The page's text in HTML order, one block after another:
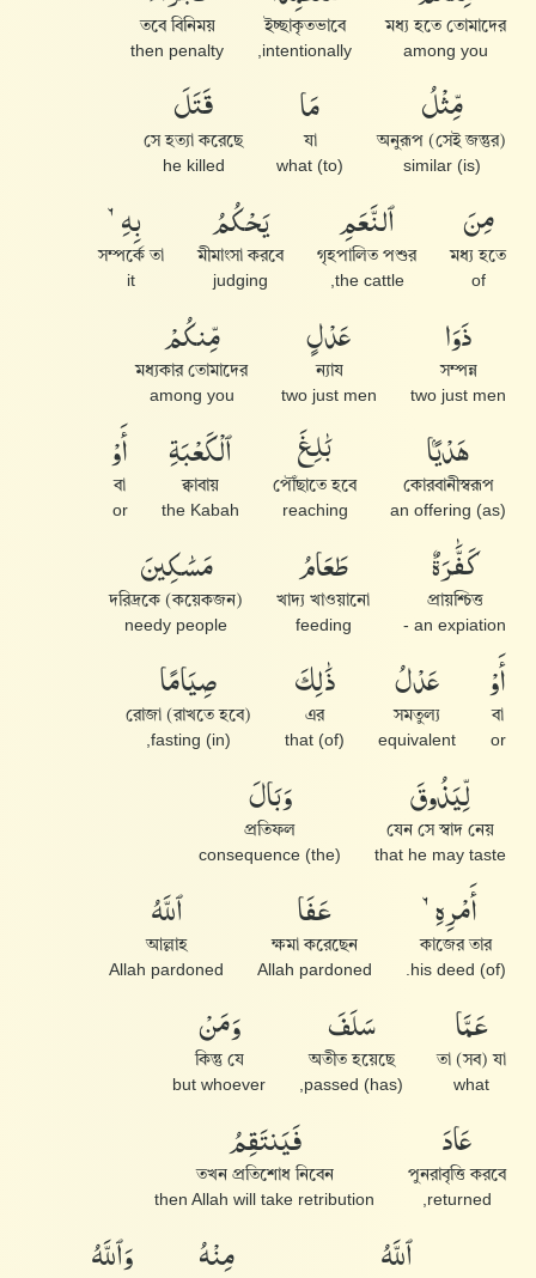
মধ্য হতে তোমাদের
among you
ইচ্ছাকৃতভাবে
intentionally,
তবে বিনিময়
then penalty
مِّثْلُ
(সেই জন্তুর) অনুরূপ
(is) similar
مَا
যা
(to) what
قَتَلَ
সে হত্যা করেছে
he killed
مِنَ
মধ্য হতে
of
ٱلنَّعَمِ
গৃহপালিত পশুর
the cattle,
يَحْكُمُ
মীমাংসা করবে
judging
بِهِۦ
সম্পর্কে তা
it
ذَوَا
সম্পন্ন
two just men
عَدْلٍ
ন্যায
two just men
مِّنكُمْ
মধ্যকার তোমাদের
among you
هَدْيًۢا
কোরবানীস্বরূপ
(as) an offering
بَٰلِغَ
পৌঁছাতে হবে
reaching
ٱلْكَعْبَةِ
ক্বাবায়
the Kabah
أَوْ
বা
or
كَفَّٰرَةٌ
প্রায়শ্চিত্ত
an expiation -
طَعَامُ
খাদ্য খাওয়ানো
feeding
مَسَٰكِينَ
(কয়েকজন) দরিদ্রকে
needy people
أَوْ
বা
or
عَدْلُ
সমতুল্য
equivalent
ذَٰلِكَ
এর
(of) that
صِيَامًا
রোজা (রাখতে হবে)
(in) fasting,
لِّيَذُوقَ
যেন সে স্বাদ নেয়
that he may taste
وَبَالَ
প্রতিফল
(the) consequence
أَمْرِهِۦ
কাজের তার
(of) his deed.
عَفَا
ক্ষমা করেছেন
Allah pardoned
ٱللَّهُ
আল্লাহ
Allah pardoned
عَمَّا
তা (সব) যা
what
سَلَفَ
অতীত হয়েছে
(has) passed,
وَمَنْ
কিন্তু যে
but whoever
عَادَ
পুনরাবৃত্তি করবে
returned,
فَيَنتَقِمُ
তখন প্রতিশোধ নিবেন
then Allah will take retribution
ٱللَّهُ مِنْهُ وَٱللَّهُ